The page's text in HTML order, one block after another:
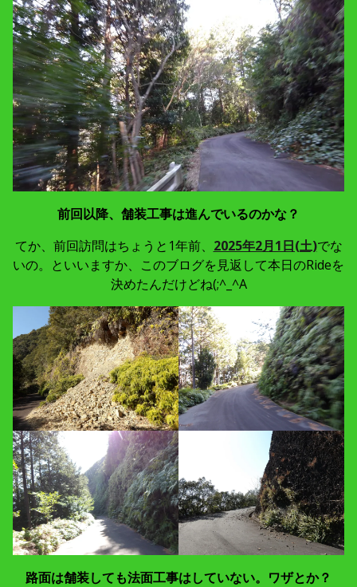
前回以降、舗装工事は進んでいるのかな？
てか、前回訪問はちょうと1年前、 2025年2月1日(土)でな
いの。といいますか、このブログを見返して本日のRideを
決めたんだけどね(;^_^A
路面は舗装しても法面工事はしていない。ワザとか？